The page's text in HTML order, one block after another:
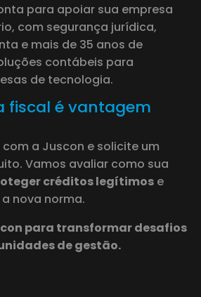
para apoiar sua empresa
com segurança jurídica,
e mais de 35 anos de
contábeis para
de tecnologia.
fiscal é vantagem
a Juscon e solicite um
Vamos avaliar como sua
créditos legítimos e
nova norma.
para transformar desafios
de gestão.